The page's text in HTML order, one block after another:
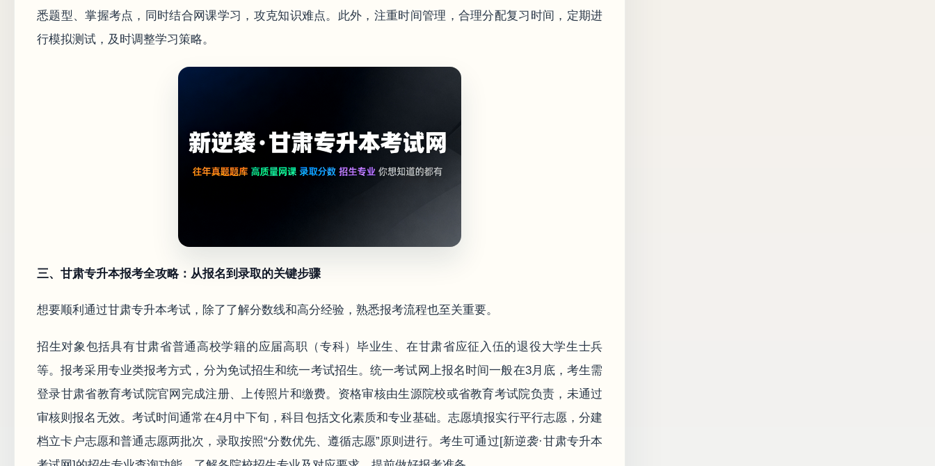
悉题型、掌握考点，同时结合网课学习，攻克知识难点。此外，注重时间管理，合理分配复习时间，定期进
行模拟测试，及时调整学习策略。
三、甘肃专升本报考全攻略：从报名到录取的关键步骤
想要顺利通过甘肃专升本考试，除了了解分数线和高分经验，熟悉报考流程也至关重要。
招生对象包括具有甘肃省普通高校学籍的应届高职（专科）毕业生、在甘肃省应征入伍的退役大学生士兵
等。报考采用专业类报考方式，分为免试招生和统一考试招生。统一考试网上报名时间一般在3月底，考生需
登录甘肃省教育考试院官网完成注册、上传照片和缴费。资格审核由生源院校或省教育考试院负责，未通过
审核则报名无效。考试时间通常在4月中下旬，科目包括文化素质和专业基础。志愿填报实行平行志愿，分建
档立卡户志愿和普通志愿两批次，录取按照“分数优先、遵循志愿”原则进行。考生可通过[新逆袭·甘肃专升本